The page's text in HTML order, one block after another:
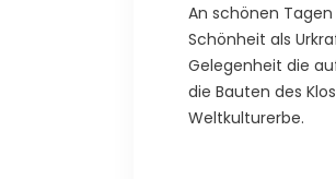
An schönen
Schönheit als
Gelegenheit die
die Bauten des
Weltkulturerbe.